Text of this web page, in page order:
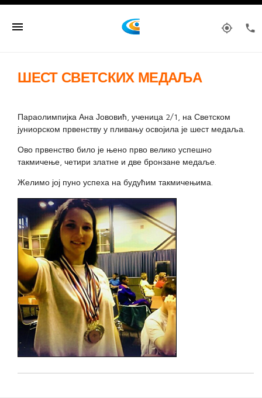
menu my_location phone
ШЕСТ СВЕТСКИХ МЕДАЉА
Параолимпијка Ана Јововић, ученица 2/1, на Светском
јуниорском првенству у пливању освојила је шест медаља.
Ово првенство било је њено прво велико успешно
такмичење, четири златне и две бронзане медаље.
Желимо јој пуно успеха на будућим такмичењима.